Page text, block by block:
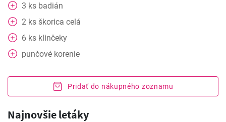
3 ks badián
2 ks škorica celá
6 ks klinčeky
punčové korenie
Pridať do nákupného zoznamu
Najnovšie letáky